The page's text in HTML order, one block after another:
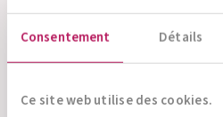
Consentement Détails
Ce site web utilise des cookies.
microbiome